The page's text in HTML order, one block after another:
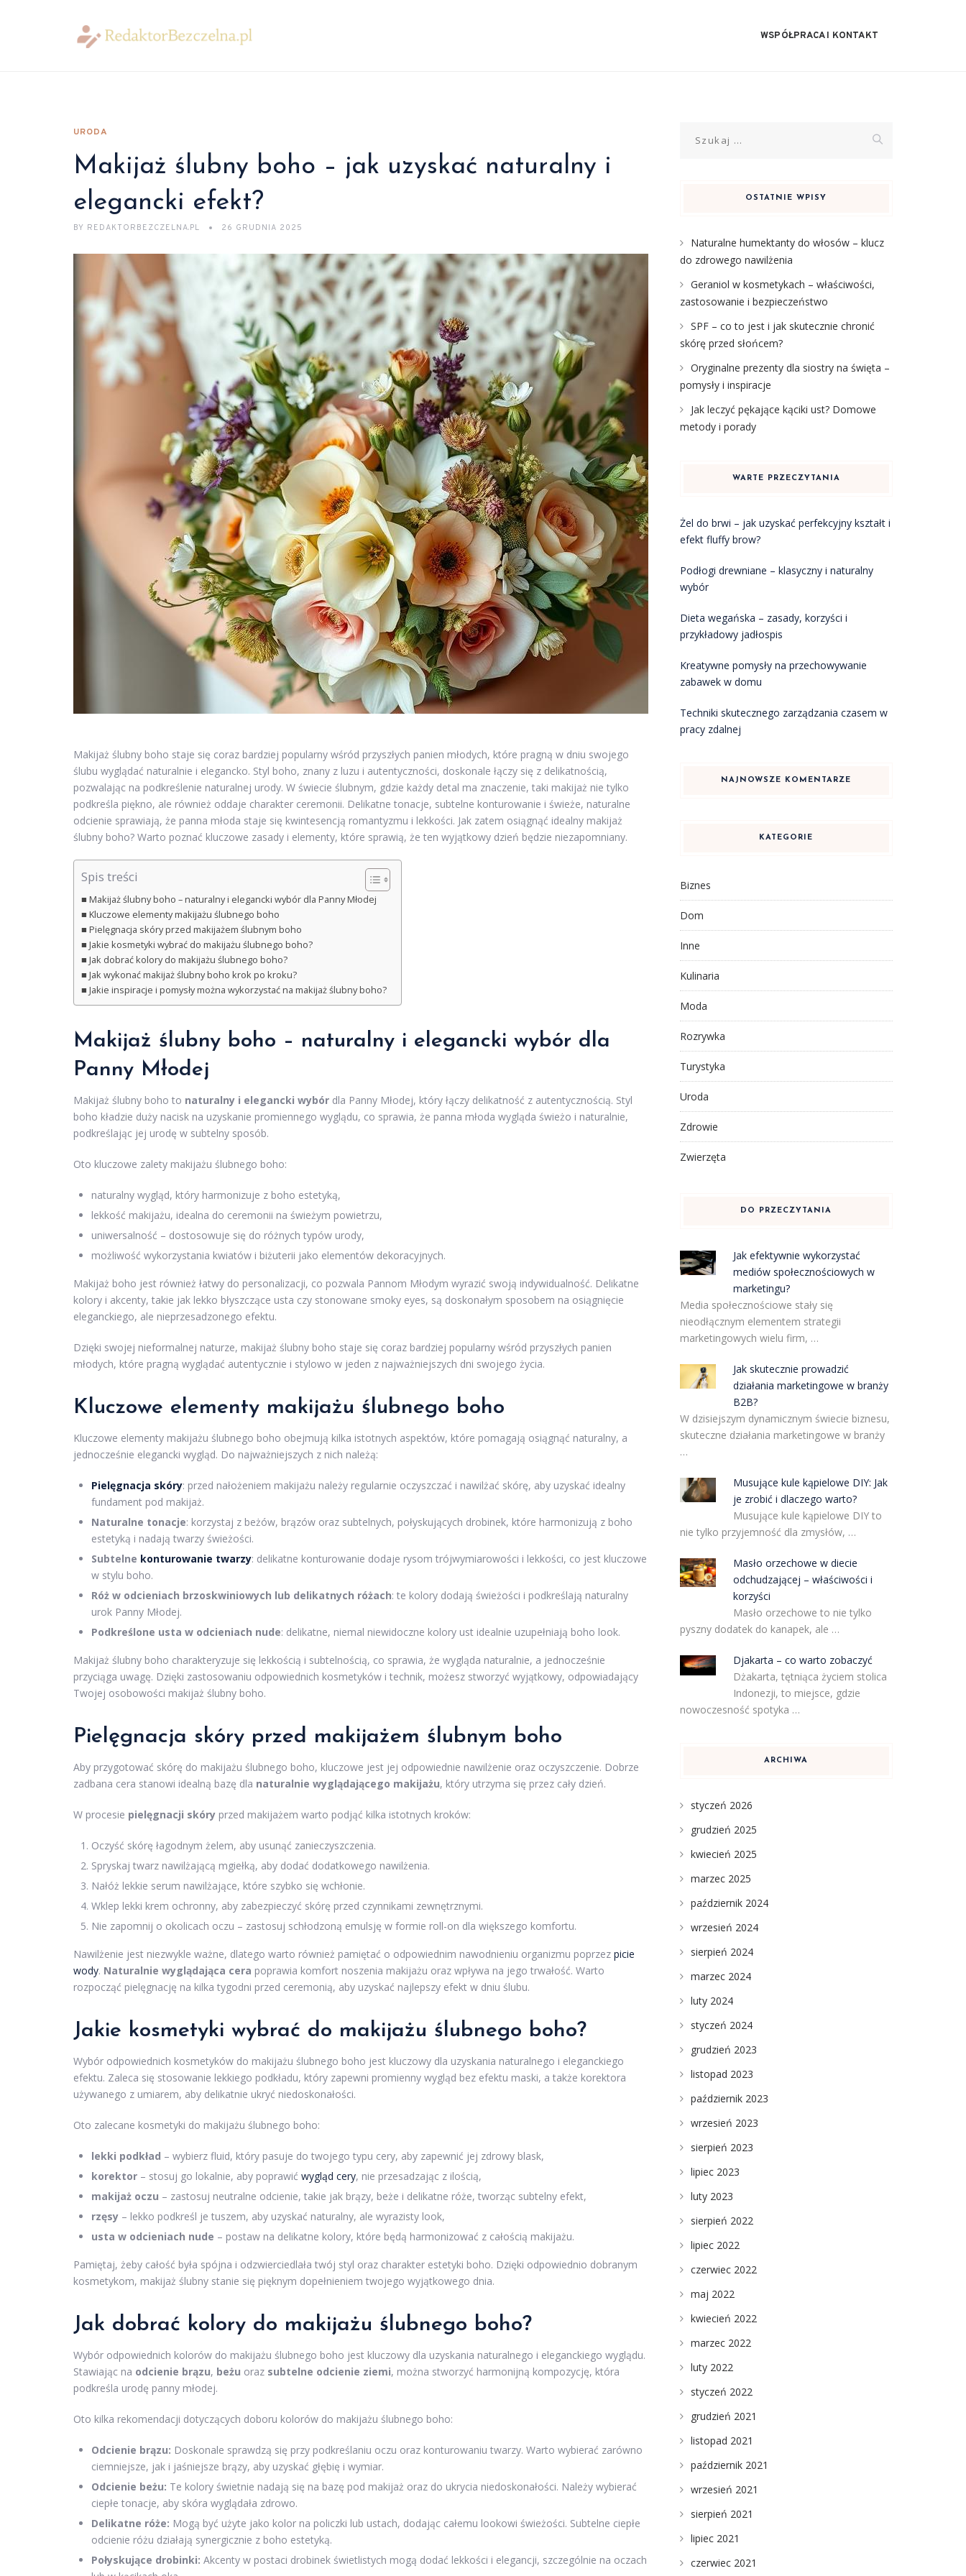
WSPÓŁPRACA I KONTAKT
URODA
Makijaż ślubny boho – jak uzyskać naturalny i
elegancki efekt?
BY REDAKTORBEZCZELNA.PL 26 GRUDNIA 2025
Makijaż ślubny boho staje się coraz bardziej popularny wśród przyszłych panien młodych, które pragną w dniu swojego
ślubu wyglądać naturalnie i elegancko. Styl boho, znany z luzu i autentyczności, doskonale łączy się z delikatnością,
pozwalając na podkreślenie naturalnej urody. W świecie ślubnym, gdzie każdy detal ma znaczenie, taki makijaż nie tylko
podkreśla piękno, ale również oddaje charakter ceremonii. Delikatne tonacje, subtelne konturowanie i świeże, naturalne
odcienie sprawiają, że panna młoda staje się kwintesencją romantyzmu i lekkości. Jak zatem osiągnąć idealny makijaż
ślubny boho? Warto poznać kluczowe zasady i elementy, które sprawią, że ten wyjątkowy dzień będzie niezapomniany.
Spis treści
Makijaż ślubny boho – naturalny i elegancki wybór dla Panny Młodej
Kluczowe elementy makijażu ślubnego boho
Pielęgnacja skóry przed makijażem ślubnym boho
Jakie kosmetyki wybrać do makijażu ślubnego boho?
Jak dobrać kolory do makijażu ślubnego boho?
Jak wykonać makijaż ślubny boho krok po kroku?
Jakie inspiracje i pomysły można wykorzystać na makijaż ślubny boho?
Makijaż ślubny boho – naturalny i elegancki wybór dla
Panny Młodej
Makijaż ślubny boho to naturalny i elegancki wybór dla Panny Młodej, który łączy delikatność z autentycznością. Styl
boho kładzie duży nacisk na uzyskanie promiennego wyglądu, co sprawia, że panna młoda wygląda świeżo i naturalnie,
podkreślając jej urodę w subtelny sposób.
Oto kluczowe zalety makijażu ślubnego boho:
naturalny wygląd, który harmonizuje z boho estetyką,
lekkość makijażu, idealna do ceremonii na świeżym powietrzu,
uniwersalność – dostosowuje się do różnych typów urody,
możliwość wykorzystania kwiatów i biżuterii jako elementów dekoracyjnych.
Makijaż boho jest również łatwy do personalizacji, co pozwala Pannom Młodym wyrazić swoją indywidualność. Delikatne
kolory i akcenty, takie jak lekko błyszczące usta czy stonowane smoky eyes, są doskonałym sposobem na osiągnięcie
eleganckiego, ale nieprzesadzonego efektu.
Dzięki swojej nieformalnej naturze, makijaż ślubny boho staje się coraz bardziej popularny wśród przyszłych panien
młodych, które pragną wyglądać autentycznie i stylowo w jeden z najważniejszych dni swojego życia.
Kluczowe elementy makijażu ślubnego boho
Kluczowe elementy makijażu ślubnego boho obejmują kilka istotnych aspektów, które pomagają osiągnąć naturalny, a
jednocześnie elegancki wygląd. Do najważniejszych z nich należą:
Pielęgnacja skóry: przed nałożeniem makijażu należy regularnie oczyszczać i nawilżać skórę, aby uzyskać idealny
fundament pod makijaż.
Naturalne tonacje: korzystaj z beżów, brązów oraz subtelnych, połyskujących drobinek, które harmonizują z boho
estetyką i nadają twarzy świeżości.
Subtelne konturowanie twarzy: delikatne konturowanie dodaje rysom trójwymiarowości i lekkości, co jest kluczowe
w stylu boho.
Róż w odcieniach brzoskwiniowych lub delikatnych różach: te kolory dodają świeżości i podkreślają naturalny
urok Panny Młodej.
Podkreślone usta w odcieniach nude: delikatne, niemal niewidoczne kolory ust idealnie uzupełniają boho look.
Makijaż ślubny boho charakteryzuje się lekkością i subtelnością, co sprawia, że wygląda naturalnie, a jednocześnie
przyciąga uwagę. Dzięki zastosowaniu odpowiednich kosmetyków i technik, możesz stworzyć wyjątkowy, odpowiadający
Twojej osobowości makijaż ślubny boho.
Pielęgnacja skóry przed makijażem ślubnym boho
Aby przygotować skórę do makijażu ślubnego boho, kluczowe jest jej odpowiednie nawilżenie oraz oczyszczenie. Dobrze
zadbana cera stanowi idealną bazę dla naturalnie wyglądającego makijażu, który utrzyma się przez cały dzień.
W procesie pielęgnacji skóry przed makijażem warto podjąć kilka istotnych kroków:
Oczyść skórę łagodnym żelem, aby usunąć zanieczyszczenia.
Spryskaj twarz nawilżającą mgiełką, aby dodać dodatkowego nawilżenia.
Nałóż lekkie serum nawilżające, które szybko się wchłonie.
Wklep lekki krem ochronny, aby zabezpieczyć skórę przed czynnikami zewnętrznymi.
Nie zapomnij o okolicach oczu – zastosuj schłodzoną emulsję w formie roll-on dla większego komfortu.
Nawilżenie jest niezwykle ważne, dlatego warto również pamiętać o odpowiednim nawodnieniu organizmu poprzez picie
wody. Naturalnie wyglądająca cera poprawia komfort noszenia makijażu oraz wpływa na jego trwałość. Warto
rozpocząć pielęgnację na kilka tygodni przed ceremonią, aby uzyskać najlepszy efekt w dniu ślubu.
Jakie kosmetyki wybrać do makijażu ślubnego boho?
Wybór odpowiednich kosmetyków do makijażu ślubnego boho jest kluczowy dla uzyskania naturalnego i eleganckiego
efektu. Zaleca się stosowanie lekkiego podkładu, który zapewni promienny wygląd bez efektu maski, a także korektora
używanego z umiarem, aby delikatnie ukryć niedoskonałości.
Oto zalecane kosmetyki do makijażu ślubnego boho:
lekki podkład – wybierz fluid, który pasuje do twojego typu cery, aby zapewnić jej zdrowy blask,
korektor – stosuj go lokalnie, aby poprawić wygląd cery, nie przesadzając z ilością,
makijaż oczu – zastosuj neutralne odcienie, takie jak brązy, beże i delikatne róże, tworząc subtelny efekt,
rzęsy – lekko podkreśl je tuszem, aby uzyskać naturalny, ale wyrazisty look,
usta w odcieniach nude – postaw na delikatne kolory, które będą harmonizować z całością makijażu.
Pamiętaj, żeby całość była spójna i odzwierciedlała twój styl oraz charakter estetyki boho. Dzięki odpowiednio dobranym
kosmetykom, makijaż ślubny stanie się pięknym dopełnieniem twojego wyjątkowego dnia.
Jak dobrać kolory do makijażu ślubnego boho?
Wybór odpowiednich kolorów do makijażu ślubnego boho jest kluczowy dla uzyskania naturalnego i eleganckiego wyglądu.
Stawiając na odcienie brązu, beżu oraz subtelne odcienie ziemi, można stworzyć harmonijną kompozycję, która
podkreśla urodę panny młodej.
Oto kilka rekomendacji dotyczących doboru kolorów do makijażu ślubnego boho:
Odcienie brązu: Doskonale sprawdzą się przy podkreślaniu oczu oraz konturowaniu twarzy. Warto wybierać zarówno
ciemniejsze, jak i jaśniejsze brązy, aby uzyskać głębię i wymiar.
Odcienie beżu: Te kolory świetnie nadają się na bazę pod makijaż oraz do ukrycia niedoskonałości. Należy wybierać
ciepłe tonacje, aby skóra wyglądała zdrowo.
Delikatne róże: Mogą być użyte jako kolor na policzki lub ustach, dodając całemu lookowi świeżości. Subtelne ciepłe
odcienie różu działają synergicznie z boho estetyką.
Połyskujące drobinki: Akcenty w postaci drobinek świetlistych mogą dodać lekkości i elegancji, szczególnie na oczach
OSTATNIE WPISY
Naturalne humektanty do włosów – klucz
do zdrowego nawilżenia
Geraniol w kosmetykach – właściwości,
zastosowanie i bezpieczeństwo
SPF – co to jest i jak skutecznie chronić
skórę przed słońcem?
Oryginalne prezenty dla siostry na święta –
pomysły i inspiracje
Jak leczyć pękające kąciki ust? Domowe
metody i porady
WARTE PRZECZYTANIA
Żel do brwi – jak uzyskać perfekcyjny kształt i
efekt fluffy brow?
Podłogi drewniane – klasyczny i naturalny
wybór
Dieta wegańska – zasady, korzyści i
przykładowy jadłospis
Kreatywne pomysły na przechowywanie
zabawek w domu
Techniki skutecznego zarządzania czasem w
pracy zdalnej
NAJNOWSZE KOMENTARZE
KATEGORIE
Biznes
Dom
Inne
Kulinaria
Moda
Rozrywka
Turystyka
Uroda
Zdrowie
Zwierzęta
DO PRZECZYTANIA
Jak efektywnie wykorzystać
mediów społecznościowych w
marketingu?
Media społecznościowe stały się
nieodłącznym elementem strategii
marketingowych wielu firm, …
Jak skutecznie prowadzić
działania marketingowe w branży
B2B?
W dzisiejszym dynamicznym świecie biznesu,
skuteczne działania marketingowe w branży
…
Musujące kule kąpielowe DIY: Jak
je zrobić i dlaczego warto?
Musujące kule kąpielowe DIY to
nie tylko przyjemność dla zmysłów, …
Masło orzechowe w diecie
odchudzającej – właściwości i
korzyści
Masło orzechowe to nie tylko
pyszny dodatek do kanapek, ale …
Djakarta – co warto zobaczyć
Dżakarta, tętniąca życiem stolica
Indonezji, to miejsce, gdzie
nowoczesność spotyka …
ARCHIWA
styczeń 2026
grudzień 2025
kwiecień 2025
marzec 2025
październik 2024
wrzesień 2024
sierpień 2024
marzec 2024
luty 2024
styczeń 2024
grudzień 2023
listopad 2023
październik 2023
wrzesień 2023
sierpień 2023
lipiec 2023
luty 2023
sierpień 2022
lipiec 2022
czerwiec 2022
maj 2022
kwiecień 2022
marzec 2022
luty 2022
styczeń 2022
grudzień 2021
listopad 2021
październik 2021
wrzesień 2021
sierpień 2021
lipiec 2021
czerwiec 2021